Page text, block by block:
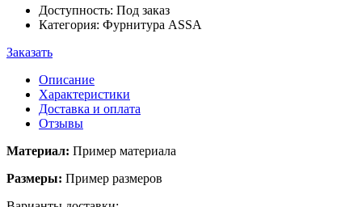
Доступность: Под заказ
Категория: Фурнитура ASSA
Заказать
Описание
Характеристики
Доставка и оплата
Отзывы
Материал: Пример материала
Размеры: Пример размеров